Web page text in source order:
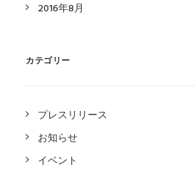
2016年8月
カテゴリー
プレスリリース
お知らせ
イベント